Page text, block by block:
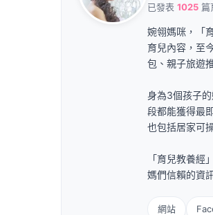
已發表 1025 篇
婉翎媽咪，「
育兒內容，至
包、親子旅遊
身為3個孩子
段都能獲得最
也包括居家可
「育兒教養
媽們信賴的資
網站